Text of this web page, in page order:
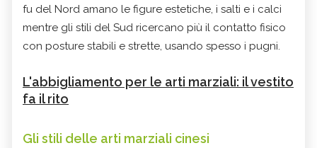
fu del Nord amano le figure estetiche, i salti e i calci
mentre gli stili del Sud ricercano più il contatto fisico
con posture stabili e strette, usando spesso i pugni.
L'abbigliamento per le arti marziali: il vestito
fa il rito
Gli stili delle arti marziali cinesi